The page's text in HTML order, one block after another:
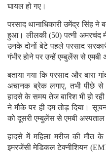
घायल हो गए।
परसाद थानाधिकारी उमेंद्र सिंह ने
हुआ। लीलकी (50) पत्नी अमरचंद
उनके दोनों बेटे पहले परसाद
गंभीर होने पर उन्हें एम्बुलेंस से एमबी
बताया गया कि परसाद और बारा
अचानक ब्रेक लगाए, तभी पीछे
हादसे के समय तेज बारिश भी हो
ने मौके पर ही दम तोड़ दिया।
को दूसरी एम्बुलेंस से एमबी अस्पताल
हादसे में महिला मरीज की मौत
इमरजेंसी मेडिकल टेक्नीशियन